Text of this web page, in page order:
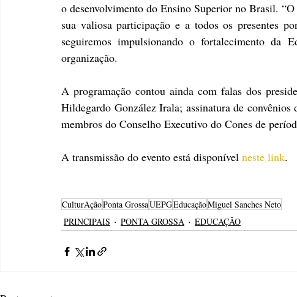
o desenvolvimento do Ensino Superior no Brasil.
sua valiosa participação e a todos os presentes
seguiremos impulsionando o fortalecimento da
organização.
A programação contou ainda com falas dos
Hildegardo González Irala; assinatura de
membros do Conselho Executivo do Cones de
A transmissão do evento está disponível neste link.
CulturAçãoPonta GrossaUEPGEducaçãoMiguel Sanches Neto
PRINCIPAIS
PONTA GROSSA EDUCAÇÃO